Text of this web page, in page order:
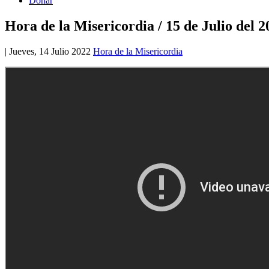
Hora de la Misericordia / 15 de Julio del
| Jueves, 14 Julio 2022 Hora de la Misericordia